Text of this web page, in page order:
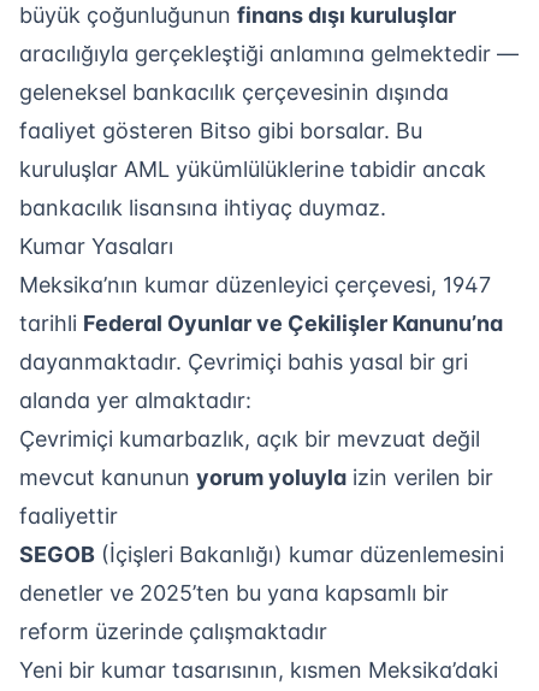
büyük çoğunluğunun finans dışı kuruluşlar
aracılığıyla gerçekleştiği anlamına gelmektedir —
geleneksel bankacılık çerçevesinin dışında
faaliyet gösteren Bitso gibi borsalar. Bu
kuruluşlar AML yükümlülüklerine tabidir ancak
bankacılık lisansına ihtiyaç duymaz.
Kumar Yasaları
Meksika’nın kumar düzenleyici çerçevesi, 1947
tarihli Federal Oyunlar ve Çekilişler Kanunu’na
dayanmaktadır. Çevrimiçi bahis yasal bir gri
alanda yer almaktadır:
Çevrimiçi kumarbazlık, açık bir mevzuat değil
mevcut kanunun yorum yoluyla izin verilen bir
faaliyettir
SEGOB (İçişleri Bakanlığı) kumar düzenlemesini
denetler ve 2025’ten bu yana kapsamlı bir
reform üzerinde çalışmaktadır
Yeni bir kumar tasarısının, kısmen Meksika’daki